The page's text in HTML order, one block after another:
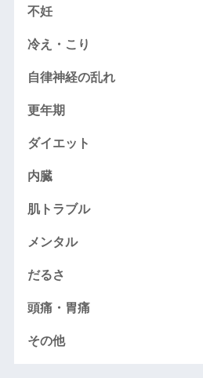
不妊
冷え・こり
自律神経の乱れ
更年期
ダイエット
内臓
肌トラブル
メンタル
だるさ
頭痛・胃痛
その他